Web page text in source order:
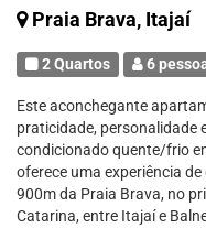
Praia Brava, Itajaí
2 Quartos 6
Este aconchegante
praticidade, personalidade
condicionado quente/frio
oferece uma experiência
900m da Praia Brava, no
Catarina, entre Itajaí e